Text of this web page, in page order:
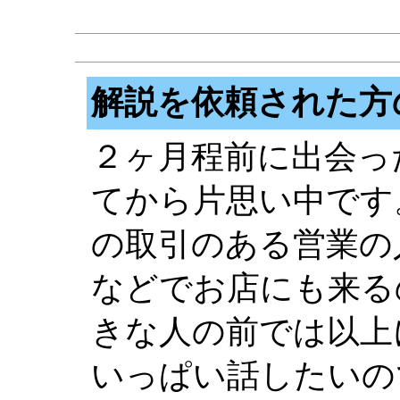
解説を依頼された
２ヶ月程前に出会
てから片思い中で
の取引のある営業
などでお店にも来
きな人の前では以
いっぱい話したい